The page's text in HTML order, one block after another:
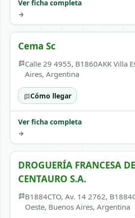
Ver ficha completa
→
Cema Sc
Calle 29 4955, B1860AKK Villa
Aires, Argentina
Cómo llegar
Ver ficha completa
→
DROGUERÍA FRANCESA
CENTAURO S.A.
B1884CTO, Av. 14 2762,
Oeste, Buenos Aires, Argentina